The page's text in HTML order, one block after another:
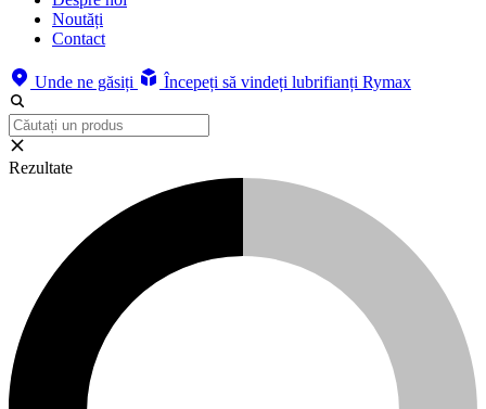
Noutăți
Contact
Unde ne găsiți Începeți să vindeți lubrifianți Rymax
Rezultate